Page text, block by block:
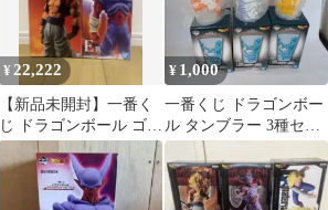
¥22,222
【新品未開封】一番く
じ ドラゴンボール ゴジ
ータ ジャネンバ セット
¥ 1,000
一番くじ ドラゴンボー
ル タンブラー 3種セッ
ト